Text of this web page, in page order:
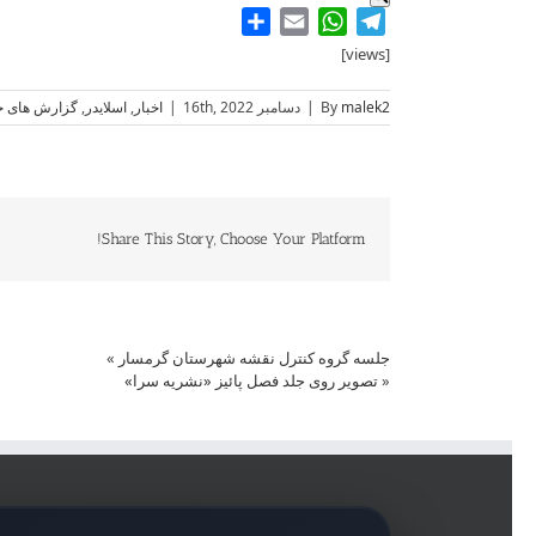
Telegram
WhatsApp
Email
[views]
By malek2
| دسامبر 16th, 2022 | اخبار, اسلایدر, گزارش های
Share This Story, Choose Your Platform!
جلسه گروه کنترل نقشه شهرستان گرمسار »
«تصویر روی جلد فصل پائیز «نشریه سرا»